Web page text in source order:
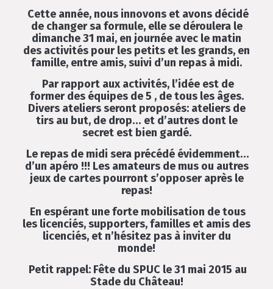
Cette année, nous innovons et avons décidé
de changer sa formule, elle se déroulera le
dimanche 31 mai, en journée avec le matin
des activités pour les petits et les grands, en
famille, entre amis, suivi d’un repas à midi.
Par rapport aux activités, l’idée est de
former des équipes de 5 , de tous les âges.
Divers ateliers seront proposés: ateliers de
tirs au but, de drop… et d’autres dont le
secret est bien gardé.
Le repas de midi sera précédé évidemment…
d’un apéro !!! Les amateurs de mus ou autres
jeux de cartes pourront s’opposer après le
repas!
En espérant une forte mobilisation de tous
les licenciés, supporters, familles et amis des
licenciés, et n’hésitez pas à inviter du
monde!
Petit rappel: Fête du SPUC le 31 mai 2015 au
Stade du Château!